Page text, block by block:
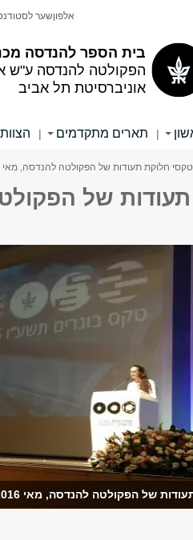
בית הספר להנדסה
הפקולטה להנדסה ע"ש
אוניברסיטת תל אביב
אלפוןשער
| תארים מתקדמים |
חלוקת תעודות של הפקולטה להנדסה, מאי 2016
של
של הפקולטה להנדסה, מאי 2016